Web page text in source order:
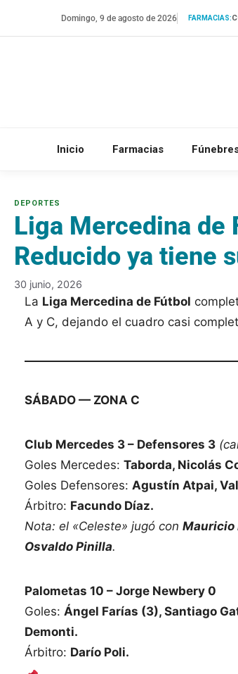
Domingo, 9 de agosto de 2026 FARMACIAS:
Inicio Farmacias
Liga Mercedina de
Reducido ya tiene
30 junio, 2026
La Liga Mercedina de Fútbol
A y C, dejando el cuadro casi
SÁBADO — ZONA C
Club Mercedes 3 – Defensores 3
Goles Mercedes:Taborda, Nicolás
Goles Defensores:Agustín Atpai,
Árbitro: Facundo Díaz.
Nota: el «Celeste» jugó conMauricio
Osvaldo Pinilla.
Palometas 10 – Jorge Newbery 0
Goles:Ángel Farías (3), Santiago
Demonti.
Árbitro: Darío Poli.